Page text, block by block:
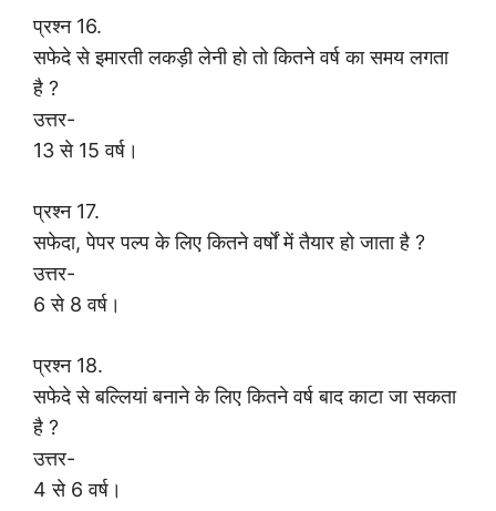
प्रश्न 16.
सफेदे से इमारती लकड़ी लेनी हो तो कितने वर्ष का समय लगता
है ?
उत्तर-
13 से 15 वर्ष।
प्रश्न 17.
सफेदा, पेपर पल्प के लिए कितने वर्षों में तैयार हो जाता है ?
उत्तर-
6 से 8 वर्ष।
प्रश्न 18.
सफेदे से बल्लियां बनाने के लिए कितने वर्ष बाद काटा जा सकता
है ?
उत्तर-
4 से 6 वर्ष।